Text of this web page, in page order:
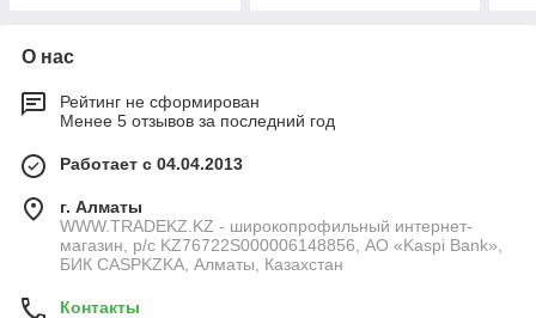
О нас
Рейтинг не сформирован
Менее 5 отзывов за последний год
Работает с 04.04.2013
г. Алматы
WWW.TRADEKZ.KZ - широкопрофильный интернет-
магазин, р/с KZ76722S000006148856, АО «Kaspi Bank»,
БИК CASPKZKA, Алматы, Казахстан
Контакты